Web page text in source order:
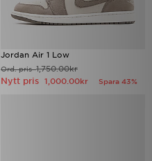
Jordan Air 1 Low
Ord. pris1,750.00kr
Nytt pris 1,000.00kr Spara 43%